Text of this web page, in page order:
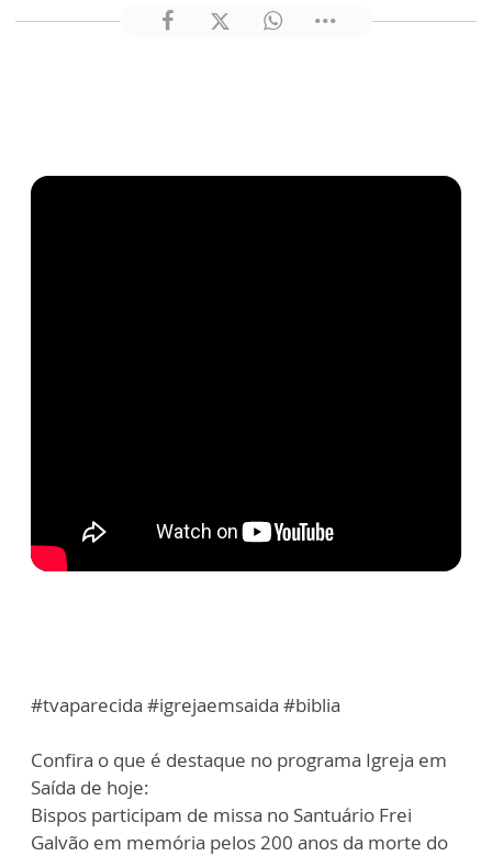
#tvaparecida #igrejaemsaida #biblia
Confira o que é destaque no programa Igreja em
Saída de hoje:
Bispos participam de missa no Santuário Frei
Galvão em memória pelos 200 anos da morte do